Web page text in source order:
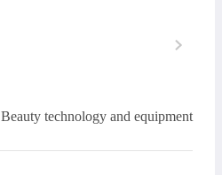
Beauty technology and equipment